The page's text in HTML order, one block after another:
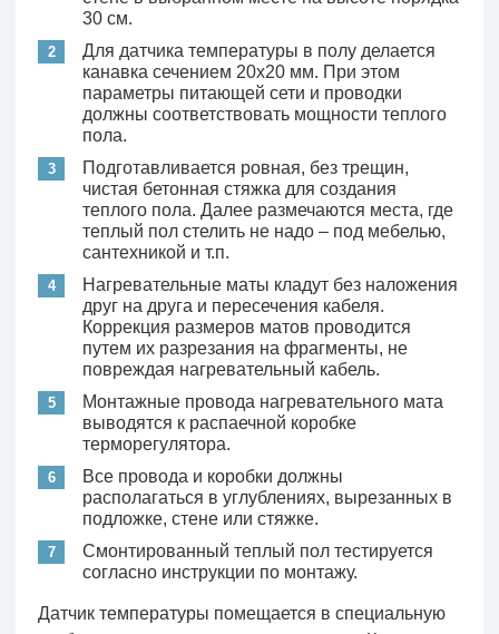
30 см.
Для датчика температуры в полу делается
канавка сечением 20х20 мм. При этом
параметры питающей сети и проводки
должны соответствовать мощности теплого
пола.
Подготавливается ровная, без трещин,
чистая бетонная стяжка для создания
теплого пола. Далее размечаются места, где
теплый пол стелить не надо – под мебелью,
сантехникой и т.п.
Нагревательные маты кладут без наложения
друг на друга и пересечения кабеля.
Коррекция размеров матов проводится
путем их разрезания на фрагменты, не
повреждая нагревательный кабель.
Монтажные провода нагревательного мата
выводятся к распаечной коробке
терморегулятора.
Все провода и коробки должны
располагаться в углублениях, вырезанных в
подложке, стене или стяжке.
Смонтированный теплый пол тестируется
согласно инструкции по монтажу.
Датчик температуры помещается в специальную